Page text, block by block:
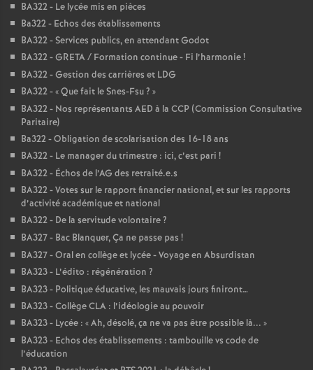
BA322 - Le lycée mis en pièces
Ba322 - Echos des établissements
BA322 - Services publics, en attendant Godot
BA322 - GRETA / Formation continue - Fi l’harmonie!
BA322 - Gestion des carrières et LDG
BA322 - «Que fait le Snes-Fsu? »
BA322 - Nos représentants AED à la CCP (Commission Consultative
Paritaire)
Ba322 - Obligation de scolarisation des 16-18 ans
BA322 - Le manager du trimestre : ici, c’est pari !
BA322 - Échos de l’AG des retraité.e.s
BA322 - Votes sur le rapport financier national, et sur les rapports
d’activité académique et national
BA322 - De la servitude volontaire?
BA327 - Bac Blanquer, Ça ne passe pas !
BA327 - Oral en collège et lycée - Voyage en Absurdistan
BA323 - L’édito : régénération ?
BA323 - Politique éducative, les mauvais jours finiront…
BA323 - Collège CLA : l’idéologie au pouvoir
BA323 - Lycée : «Ah, désolé, ça ne va pas être possible là... »
BA323 - Echos des établissements : tambouille vs code de
l’éducation